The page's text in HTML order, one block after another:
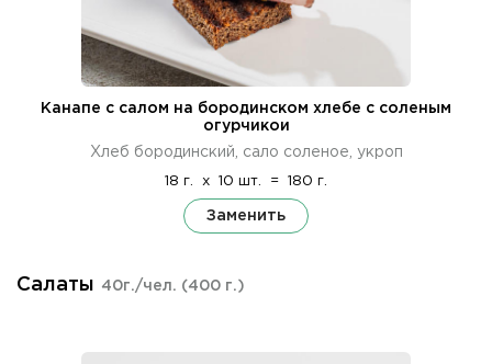
Канапе с салом на бородинском хлебе с соленым
огурчикои
Хлеб бородинский, сало соленое, укроп
18 г. x 10 шт. = 180 г.
Заменить
Салаты 40г./чел. (400 г.)